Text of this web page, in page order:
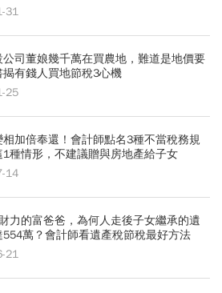
31
司董娘幾千萬在買農地，難道是地價要
有錢人買地節稅3心機
25
相加倍奉還！會計師點名3種不當稅務規
種情形，不建議贈與房地產給子女
14
力的富爸爸，為何人走後子女繼承的遺
554萬？會計師看遺產稅節稅最好方法
21